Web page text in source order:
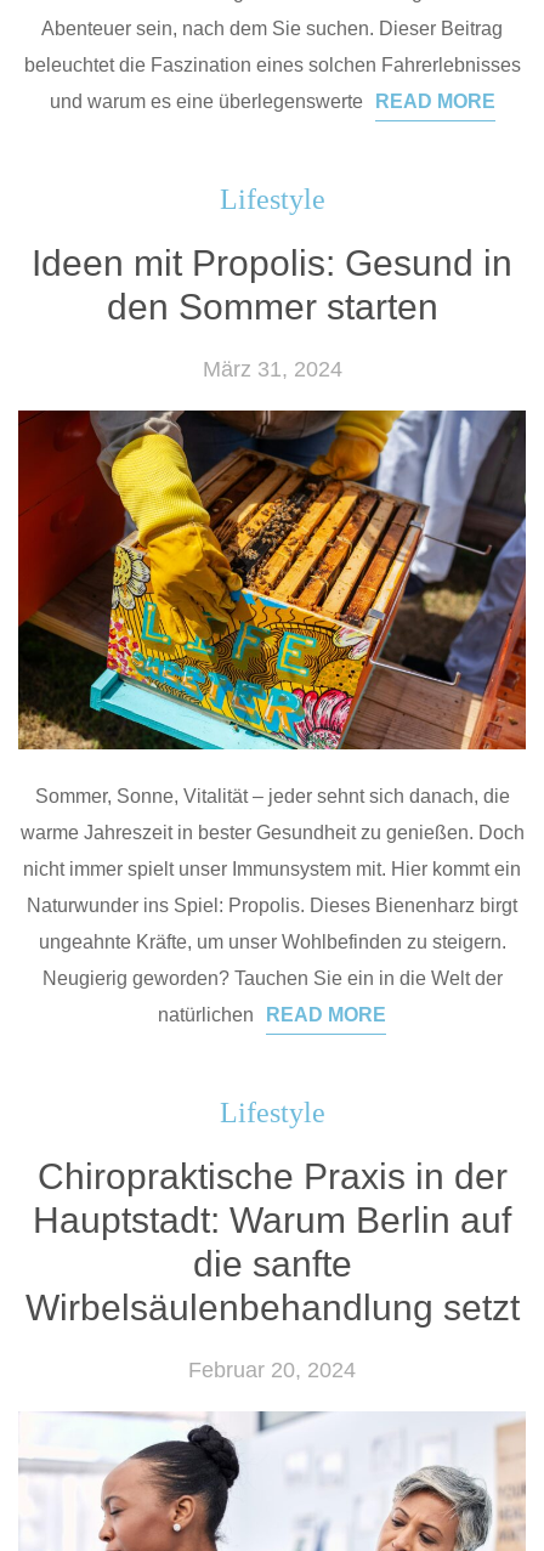
Abenteuer sein, nach dem Sie suchen. Dieser Beitrag
beleuchtet die Faszination eines solchen Fahrerlebnisses
und warum es eine überlegenswerte
READ MORE
Lifestyle
Ideen mit Propolis: Gesund in
den Sommer starten
März 31, 2024
Sommer, Sonne, Vitalität – jeder sehnt sich danach, die
warme Jahreszeit in bester Gesundheit zu genießen. Doch
nicht immer spielt unser Immunsystem mit. Hier kommt ein
Naturwunder ins Spiel: Propolis. Dieses Bienenharz birgt
ungeahnte Kräfte, um unser Wohlbefinden zu steigern.
Neugierig geworden? Tauchen Sie ein in die Welt der
natürlichen
READ MORE
Lifestyle
Chiropraktische Praxis in der
Hauptstadt: Warum Berlin auf
die sanfte
Wirbelsäulenbehandlung setzt
Februar 20, 2024